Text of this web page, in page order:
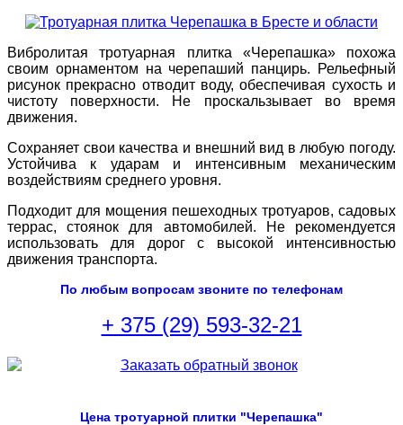
Вибролитая тротуарная плитка «Черепашка» похожа
своим орнаментом на черепаший панцирь. Рельефный
рисунок прекрасно отводит воду, обеспечивая сухость и
чистоту поверхности. Не проскальзывает во время
движения.
Сохраняет свои качества и внешний вид в любую погоду.
Устойчива к ударам и интенсивным механическим
воздействиям среднего уровня.
Подходит для мощения пешеходных тротуаров, садовых
террас, стоянок для автомобилей. Не рекомендуется
использовать для дорог с высокой интенсивностью
движения транспорта.
По любым вопросам звоните по телефонам
+ 375 (29) 593-32-21
Цена тротуарной плитки "Черепашка"